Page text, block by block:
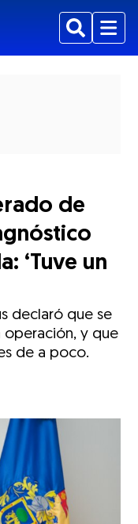
BuscarMenu
de
‘Tuve un
declaró que se
operación, y que
de a poco.
EmailFacebook
mediante Twitter
mediante LinkedIn
actual mediante